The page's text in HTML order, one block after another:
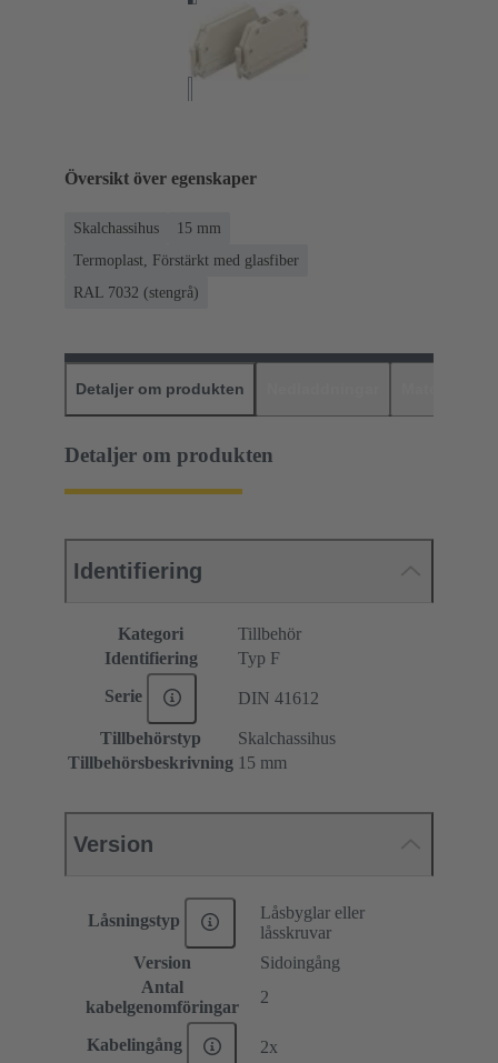
Översikt över egenskaper
Skalchassihus
15 mm
Termoplast, Förstärkt med glasfiber
RAL 7032 (stengrå)
Detaljer om produkten
Detaljer om produkten
Identifiering
Kategori
Tillbehör
Identifiering
Typ F
Serie DIN 41612
Tillbehörstyp
Skalchassihus
Tillbehörsbeskrivning 15 mm
Version
Låsningstyp
Låsbyglar eller
låsskruvar
Version
Sidoingång
Antal
kabelgenomföringar
2
Kabelingång 2x